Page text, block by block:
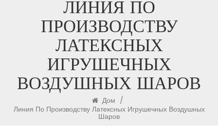
ЛИНИЯ ПО
ПРОИЗВОДСТВУ
ЛАТЕКСНЫХ
ИГРУШЕЧНЫХ
ВОЗДУШНЫХ ШАРОВ
Дом /
Линия По Производству Латексных Игрушечных Воздушных
Шаров